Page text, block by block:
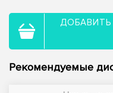
Рекомендуемые